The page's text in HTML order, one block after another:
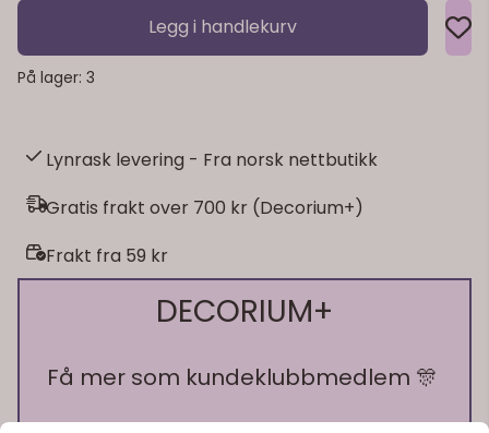
Legg i handlekurv
På lager: 3
Lynrask levering - Fra norsk nettbutikk
Gratis frakt over 700 kr (Decorium+)
Frakt fra 59 kr
DECORIUM+
Få mer som kundeklubbmedlem 🎊